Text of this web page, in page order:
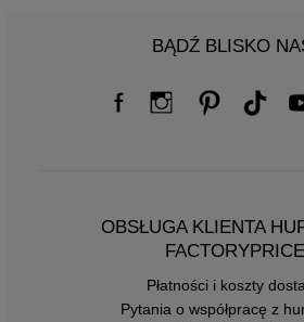
BĄDŹ BLISKO
OBSŁUGA KLIENTA
FACTORYPRICE
Płatności i koszty
Pytania o współpracę z